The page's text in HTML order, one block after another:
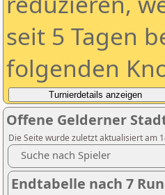
seit 5 Tagen
folgenden
Offene Gelderner
Die Seite wurde zuletzt aktualisiert am
Suche nach Spieler
Endtabelle nach 7